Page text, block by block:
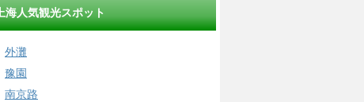
上海人気観光スポット
外灘
豫園
南京路